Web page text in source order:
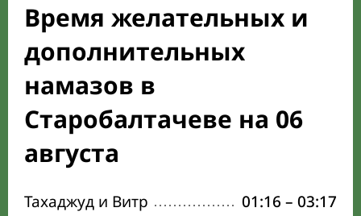
Время желательных и
дополнительных
намазов в
Старобалтачеве на 06
августа
Тахаджуд и Витр 01:16 – 03:17